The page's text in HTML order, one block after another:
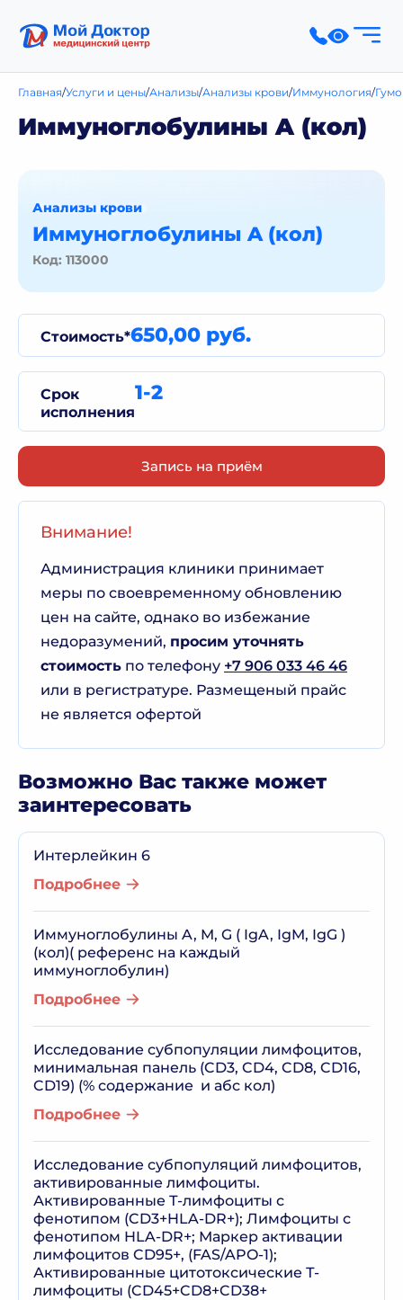
Главная Услуги и цены Анализы Анализы крови Иммунология
Иммуноглобулины A (кол)
Иммуноглобулины A (кол)
Код: 113000
Анализы крови
Стоимость*650,00 руб.
Срок
исполнения
1-2
Запись на приём
Внимание!
Администрация клиники принимает
меры по своевременному обновлению
цен на сайте, однако во избежание
недоразумений, просим уточнять
стоимость по телефону +7 906 033 46 46
или в регистратуре. Размещеный прайс
не является офертой
Возможно Вас также может
заинтересовать
Интерлейкин 6
Подробнее
Иммуноглобулины A, M, G ( IgA, IgM, IgG )
(кол)( референс на каждый
иммуноглобулин)
Подробнее
Исследование субпопуляции лимфоцитов,
минимальная панель (CD3, CD4, CD8, CD16,
CD19) (% содержание и абс кол)
Подробнее
Исследование субпопуляций лимфоцитов,
активированные лимфоциты.
Активированные Т-лимфоциты с
фенотипом (CD3+HLA-DR+); Лимфоциты с
фенотипом HLA-DR+; Маркер активации
лимфоцитов CD95+, (FAS/APO-1);
Активированные цитотоксические Т-
лимфоциты (CD45+CD8+CD38+